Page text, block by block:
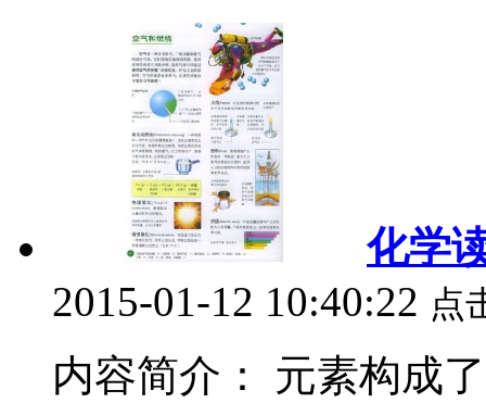
化学
2015-01-12 10:40:22 点
内容简介： 元素构成